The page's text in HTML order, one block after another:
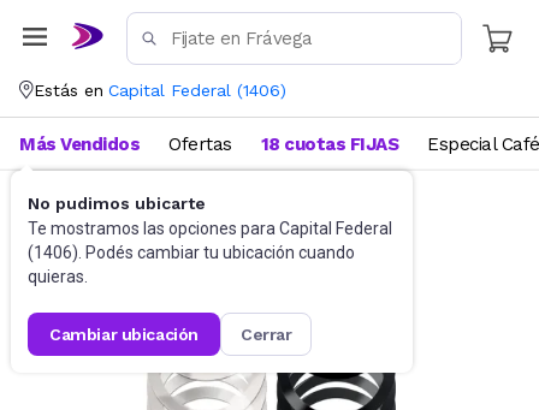
Estás en Capital Federal (1406)
No pudimos ubicarte
Te mostramos las opciones para Capital Federal
(1406). Podés cambiar tu ubicación cuando
quieras.
cambiar ubicación cerrar
Más Vendidos Ofertas 18 cuotas FIJAS Especial Café
Accesorios para Celulares